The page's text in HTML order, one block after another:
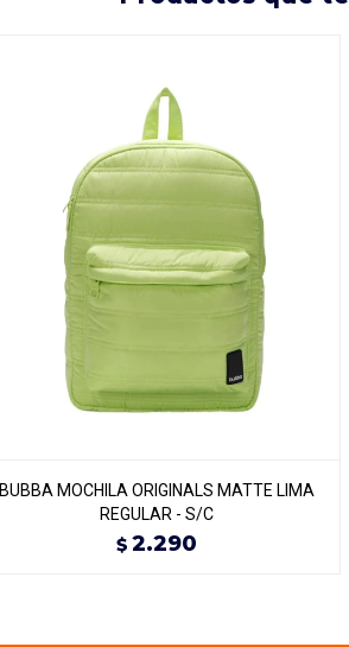
BUBBA MOCHILA ORIGINALS MATTE LIMA
REGULAR - S/C
$ 2.290